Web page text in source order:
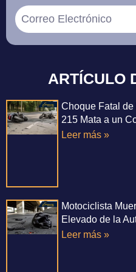
ARTÍCULO
Choque Fatal de
215 Mata a un
Leer más »
Motociclista
Elevado de la
Leer más »